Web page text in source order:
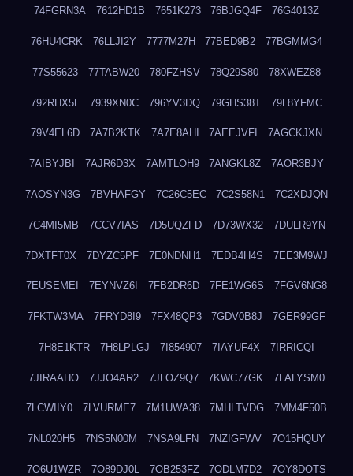
74FGRN3A 7612HD1B 7651K273 76BJGQ4F 76G4013Z
76HU4CRK 76LLJI2Y 7777M27H 77BED9B2 77BGMMG4
77S55623 77TABW20 780FZHSV 78Q29S80 78XWEZ88
792RHX5L 7939XN0C 796YV3DQ 79GHS38T 79L8YFMC
79V4EL6D 7A7B2KTK 7A7E8AHI 7AEEJVFI 7AGCKJXN
7AIBYJBI 7AJR6D3X 7AMTLOH9 7ANGKL8Z 7AOR3BJY
7AOSYN3G 7BVHAFGY 7C26C5EC 7C2S58N1 7C2XDJQN
7C4MI5MB 7CCV7IAS 7D5UQZFD 7D73WX32 7DULR9YN
7DXTFT0X 7DYZC5PF 7E0NDNH1 7EDB4H4S 7EE3M9WJ
7EUSEMEI 7EYNVZ6I 7FB2DR6D 7FE1WG6S 7FGV6NG8
7FKTW3MA 7FRYD8I9 7FX48QP3 7GDV0B8J 7GER99GF
7H8E1KTR 7H8LPLGJ 7I854907 7IAYUF4X 7IRRICQI
7JIRAAHO 7JJO4AR2 7JLOZ9Q7 7KWC77GK 7LALYSM0
7LCWIIY0 7LVURME7 7M1UWA38 7MHLTVDG 7MM4F50B
7NL020H5 7NS5N00M 7NSA9LFN 7NZIGFWV 7O15HQUY
7O6U1WZR 7O89DJ0L 7OB253FZ 7ODLM7D2 7OY8DOTS